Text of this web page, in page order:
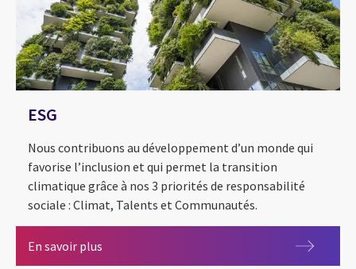
ESG
Nous contribuons au développement d’un monde qui
favorise l’inclusion et qui permet la transition
climatique grâce à nos 3 priorités de responsabilité
sociale : Climat, Talents et Communautés.
En savoir plus